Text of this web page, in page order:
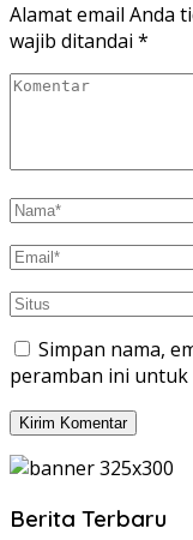
Alamat email Anda
wajib ditandai *
Simpan nama,
peramban ini
Berita Terbaru